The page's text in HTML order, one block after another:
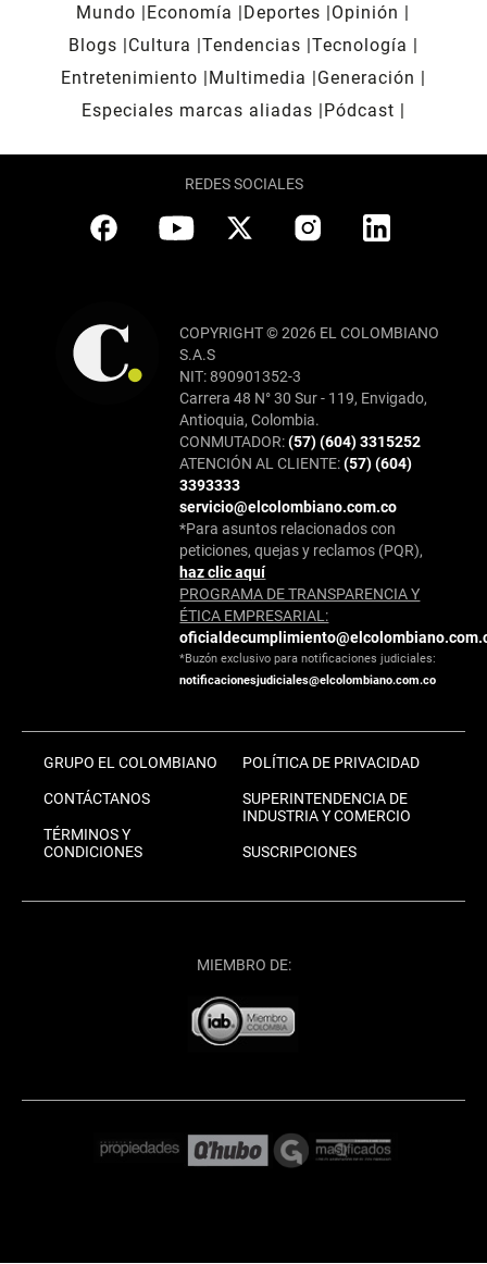
Mundo Economía Deportes
Opinión
Blogs
Cultura Tendencias Tecnología
Entretenimiento
Multimedia
Generación
Especiales marcas aliadas
Pódcast
REDES SOCIALES
COPYRIGHT © 2026 EL COLOMBIANO
S.A.S
NIT: 890901352-3
Carrera 48 N° 30 Sur - 119, Envigado,
Antioquia, Colombia.
CONMUTADOR:(57) (604) 3315252
ATENCIÓN AL CLIENTE:(57) (604)
3393333
servicio@elcolombiano.com.co
*Para asuntos relacionados con
peticiones, quejas y reclamos (PQR),
haz clic aquí
PROGRAMA DE TRANSPARENCIA Y
ÉTICA EMPRESARIAL:
*Buzón exclusivo para notificaciones judiciales:
notificacionesjudiciales@elcolombiano.com.co
GRUPO EL COLOMBIANO
CONTÁCTANOS
TÉRMINOS Y
CONDICIONES
POLÍTICA DE PRIVACIDAD
SUPERINTENDENCIA DE
INDUSTRIA Y COMERCIO
SUSCRIPCIONES
MIEMBRO DE: